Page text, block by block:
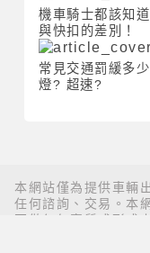
機車騎士都該知
與快扣的差別！
常見交通罰緩多少錢 無照駕駛? 未禮讓行
燈? 超速?
本網站僅為提供車輛
任何諮詢、交易。本
不做任何實質或形式